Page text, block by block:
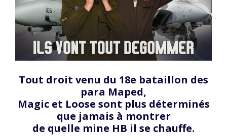
Tout droit venu du 18e bataillon des
para Maped,
Magic et Loose sont plus déterminés
que jamais à montrer
de quelle mine HB il se chauffe.